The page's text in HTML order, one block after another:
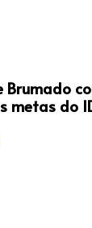
Brumado
metas do